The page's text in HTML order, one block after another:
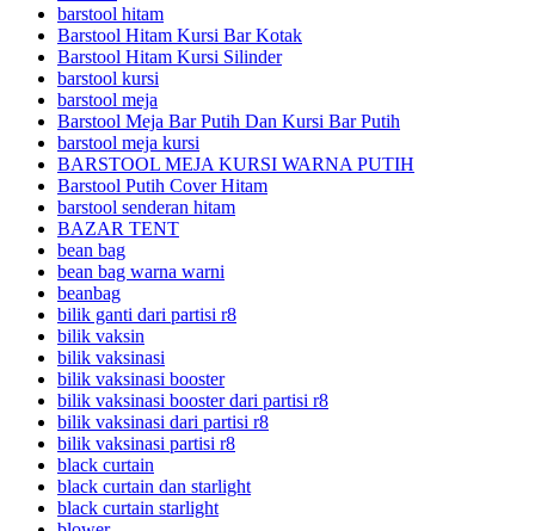
barstool hitam
Barstool Hitam Kursi Bar Kotak
Barstool Hitam Kursi Silinder
barstool kursi
barstool meja
Barstool Meja Bar Putih Dan Kursi Bar Putih
barstool meja kursi
BARSTOOL MEJA KURSI WARNA PUTIH
Barstool Putih Cover Hitam
barstool senderan hitam
BAZAR TENT
bean bag
bean bag warna warni
beanbag
bilik ganti dari partisi r8
bilik vaksin
bilik vaksinasi
bilik vaksinasi booster
bilik vaksinasi booster dari partisi r8
bilik vaksinasi dari partisi r8
bilik vaksinasi partisi r8
black curtain
black curtain dan starlight
black curtain starlight